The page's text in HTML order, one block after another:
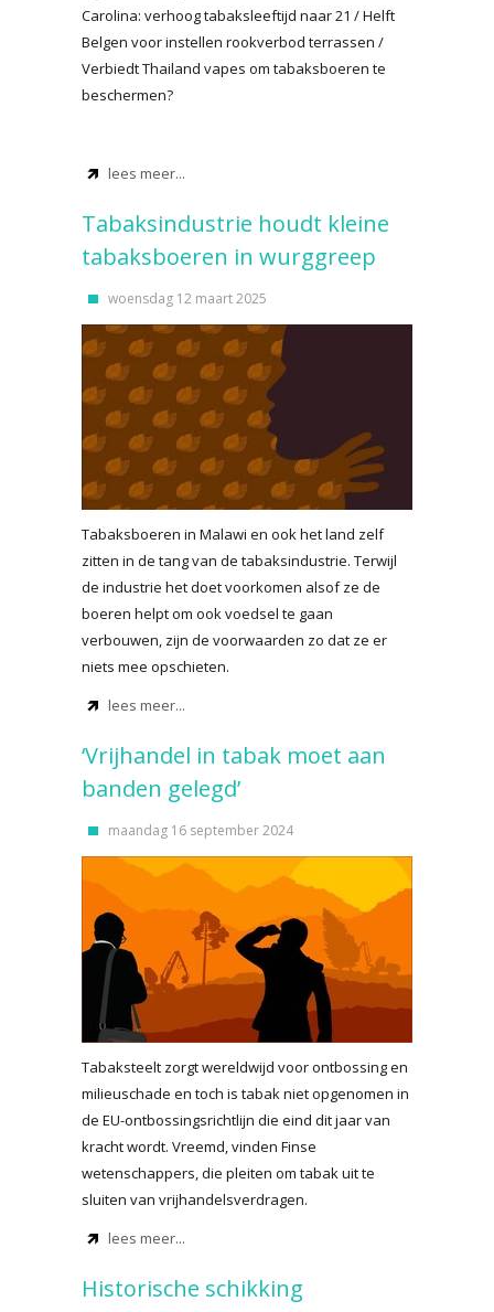
Carolina: verhoog tabaksleeftijd naar 21 / Helft
Belgen voor instellen rookverbod terrassen /
Verbiedt Thailand vapes om tabaksboeren te
beschermen?
lees meer...
Tabaksindustrie houdt kleine
tabaksboeren in wurggreep
woensdag 12 maart 2025
Tabaksboeren in Malawi en ook het land zelf
zitten in de tang van de tabaksindustrie. Terwijl
de industrie het doet voorkomen alsof ze de
boeren helpt om ook voedsel te gaan
verbouwen, zijn de voorwaarden zo dat ze er
niets mee opschieten.
lees meer...
‘Vrijhandel in tabak moet aan
banden gelegd’
maandag 16 september 2024
Tabaksteelt zorgt wereldwijd voor ontbossing en
milieuschade en toch is tabak niet opgenomen in
de EU-ontbossingsrichtlijn die eind dit jaar van
kracht wordt. Vreemd, vinden Finse
wetenschappers, die pleiten om tabak uit te
sluiten van vrijhandelsverdragen.
lees meer...
Historische schikking